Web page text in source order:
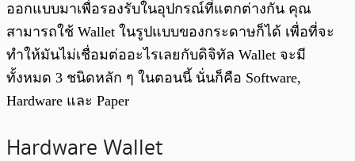
ออกแบบมาเพื่อรองรับในอุปกรณ์ที่แตกต่างกัน คุณ
สามารถใช้ Wallet ในรูปแบบของกระดาษก็ได้ เพื่อที่จะ
ทำให้มันไม่เชื่อมต่ออะไรเลยกับดิจิทัล Wallet จะมี
ทั้งหมด 3 ชนิดหลัก ๆ ในตอนนี้ นั่นก็คือ Software,
Hardware และ Paper
Hardware Wallet